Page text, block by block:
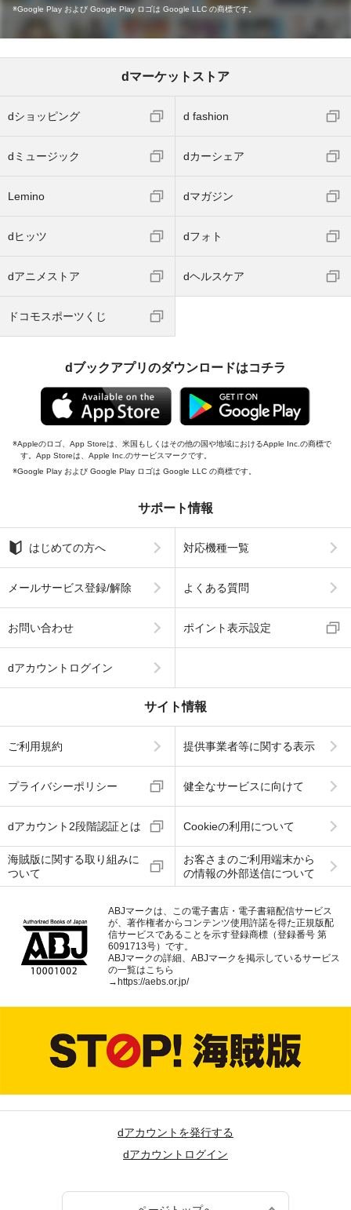
Google Play および Google Play ロゴは Google LLC の商標です。
dマーケットストア
dショッピング d fashion
dミュージック dカーシェア
Lemino dマガジン
dヒッツ dフォト
dアニメストア dヘルスケア
ドコモスポーツくじ
dブックアプリのダウンロードはコチラ
Appleのロゴ、App Storeは、米国もしくはその他の国や地域におけるApple Inc.の商標で
す。App Storeは、Apple Inc.のサービスマークです。
Google Play および Google Play ロゴは Google LLC の商標です。
サポート情報
はじめての方へ 対応機種一覧
メールサービス登録/解除 よくある質問
お問い合わせ ポイント表示設定
dアカウントログイン
サイト情報
ご利用規約 提供事業者等に関する表示
プライバシーポリシー 健全なサービスに向けて
dアカウント2段階認証とは Cookieの利用について
海賊版に関する取り組みに
ついて
お客さまのご利用端末から
の情報の外部送信について
ABJマークは、この電子書店・電子書籍配信サービス
が、著作権者からコンテンツ使用許諾を得た正規版配
信サービスであることを示す登録商標（登録番号 第
6091713号）です。
ABJマークの詳細、ABJマークを掲示しているサービス
の一覧はこちら
→ https://aebs.or.jp/
dアカウントを発行する
dアカウントログイン